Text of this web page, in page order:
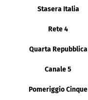
Stasera Italia
Rete 4
Quarta Repubblica
Canale 5
Pomeriggio Cinque